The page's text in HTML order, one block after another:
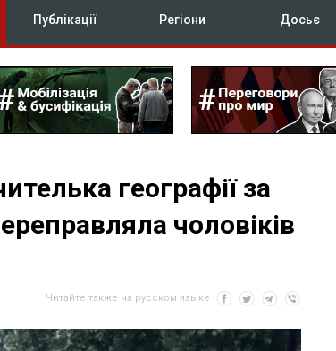
Публікації Регіони Досьє
географії за
чоловіків
Читайте также на русском языке